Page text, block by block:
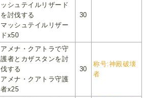
ッシュテイルリザード
を討伐する
マッシュテイルリザー
ドx50
30
アメナ・クアトラで守
護者とカザスタンを討
伐する
アメナ・クアトラ守護
者x25
30
称号:神殿破壊
者